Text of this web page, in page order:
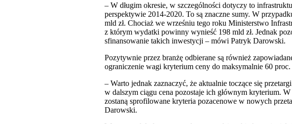
– W długim okresie, w szczególności dotyczy to
perspektywie 2014-2020. To są znaczne sumy. W
mld zł. Chociaż we wrześniu tego roku Ministerstwo
z którym wydatki powinny wynieść 198 mld zł. Jednak
sfinansowanie takich inwestycji – mówi Patryk Darowski.
Pozytywnie przez branżę odbierane są również
ograniczenie wagi kryterium ceny do maksymalnie 60 proc.
– Warto jednak zaznaczyć, że aktualnie toczące się
w dalszym ciągu cena pozostaje ich głównym kryterium.
zostaną sprofilowane kryteria pozacenowe w nowych
Darowski.